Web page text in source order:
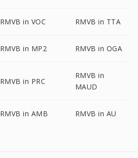
RMVB in VOC RMVB in TTA
RMVB in MP2 RMVB in OGA
RMVB in PRC
RMVB in
MAUD
RMVB in AMB RMVB in AU